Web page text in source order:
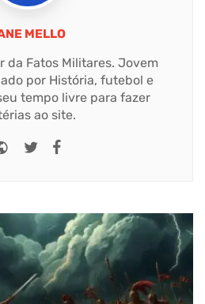
MELLO
da Fatos Militares. Jovem
por História, futebol e
tempo livre para fazer
ao site.
Website
Twitter